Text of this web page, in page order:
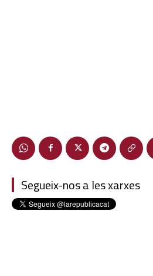
Segueix-nos a les xarxes